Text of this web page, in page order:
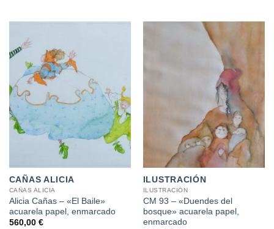
CAÑAS ALICIA
CAÑAS ALICIA
Alicia Cañas – «El Baile»
acuarela papel, enmarcado
560,00 €
ILUSTRACIÓN
ILUSTRACIÓN
CM 93 – «Duendes del
bosque» acuarela papel,
enmarcado